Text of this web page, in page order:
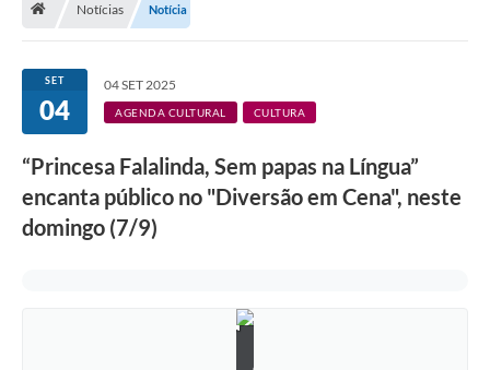
Notícias Notícia
SET
04
04 SET 2025
AGENDA CULTURAL CULTURA
“Princesa Falalinda, Sem papas na Língua”
encanta público no "Diversão em Cena", neste
domingo (7/9)